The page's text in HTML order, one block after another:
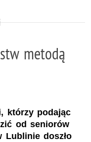
metodą
którzy podając
od seniorów
Lublinie doszło